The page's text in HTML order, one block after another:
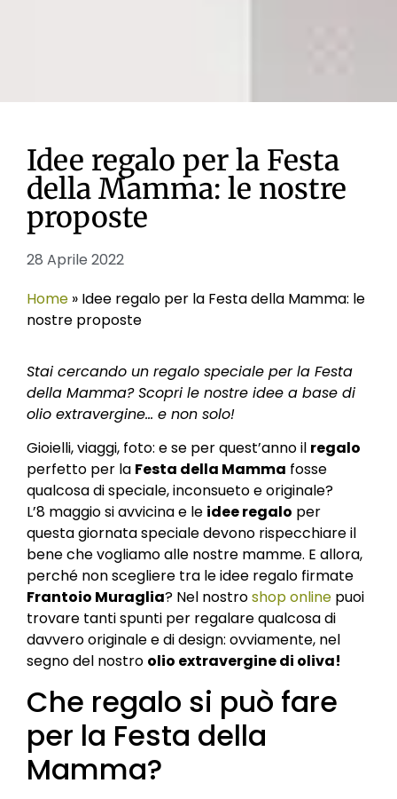
Idee regalo per la Festa
della Mamma: le nostre
proposte
28 Aprile 2022
Home » Idee regalo per la Festa della Mamma: le
nostre proposte
Stai cercando un regalo speciale per la Festa
della Mamma? Scopri le nostre idee a base di
olio extravergine… e non solo!
Gioielli, viaggi, foto: e se per quest’anno il regalo
perfetto per la Festa della Mamma fosse
qualcosa di speciale, inconsueto e originale?
L’8 maggio si avvicina e le idee regalo per
questa giornata speciale devono rispecchiare il
bene che vogliamo alle nostre mamme. E allora,
perché non scegliere tra le idee regalo firmate
Frantoio Muraglia? Nel nostroshop online puoi
trovare tanti spunti per regalare qualcosa di
davvero originale e di design: ovviamente, nel
segno del nostro olio extravergine di oliva!
Che regalo si può fare
per la Festa della
Mamma?